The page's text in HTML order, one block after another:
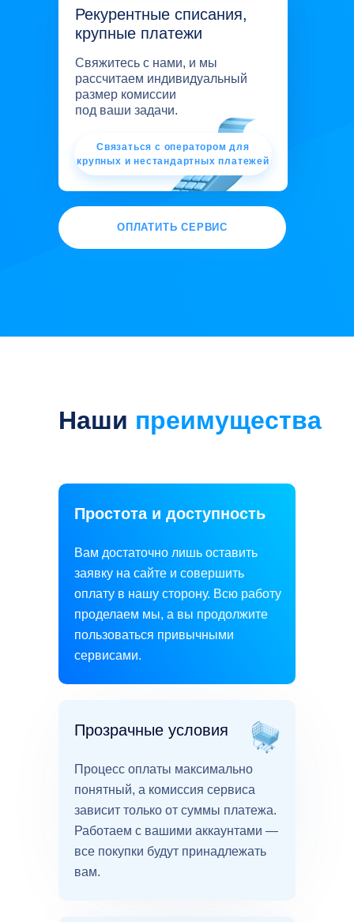
И сотни других зарубежных
Связаться
Рекурентные списания,
крупные платежи
Свяжитесь с нами, и мы
рассчитаем индивидуальный
размер комиссии
под ваши задачи.
ОПЛАТИТЬ СЕРВИС
Связаться с оператором для
крупных и нестандартных платежей
Прозрачные условия
Процесс оплаты максимально
понятный, а комиссия сервиса
зависит только от суммы платежа.
Работаем с вашими аккаунтами —
все покупки будут принадлежать
вам.
Простота и доступность
Вам достаточно лишь оставить
заявку на сайте и совершить
оплату в нашу сторону. Всю работу
проделаем мы, а вы продолжите
пользоваться привычными
сервисами.
Наши преимущества